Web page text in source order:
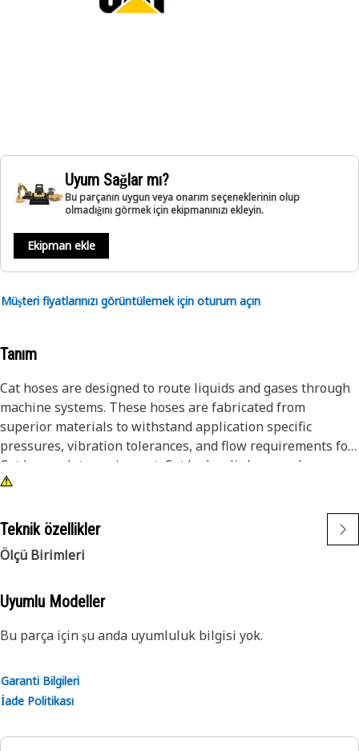
Uyum Sağlar mı?
Bu parçanın uygun veya onarım seçeneklerinin olup
olmadığını görmek için ekipmanınızı ekleyin.
Ekipman ekle
Müşteri fiyatlarınızı görüntülemek için oturum açın
Tanım
Cat hoses are designed to route liquids and gases through
machine systems. These hoses are fabricated from
superior materials to withstand application specific
pressures, vibration tolerances, and flow requirements for
Cat heavy-duty equipment. Cat hydraulic hose and
couplings are subjected to the most rigorous testing
combination is tested as a system to ensure a perfect fit
Teknik özellikler
Ölçü Birimleri
Uyumlu Modeller
Bu parça için şu anda uyumluluk bilgisi yok.
Garanti Bilgileri
İade Politikası